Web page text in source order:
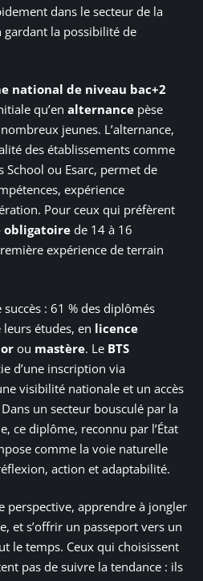
dans le secteur de la
gardant la possibilité de
national de niveau bac+2
qu’en alternance pèse
jeunes. L’alternance,
des établissements comme
School ou Esarc, permet de
expérience
Pour ceux qui préfèrent
obligatoire de 14 à 16
expérience de terrain
: 61 % des diplômés
études, en licence
ou mastère. Le BTS
d’une inscription via
visibilité nationale et un accès
un secteur bousculé par la
ce diplôme, reconnu par l’État
comme la voie naturelle
action et adaptabilité.
perspective, apprendre à jongler
et s’offrir un passeport vers un
le temps. Ceux qui choisissent
pas de suivre la tendance : ils